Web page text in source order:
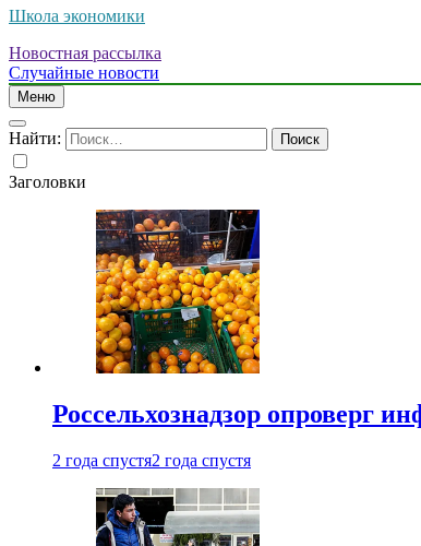
Школа экономики
Новостная рассылка
Случайные новости
Меню
Найти:
Заголовки
Россельхознадзор опроверг
2 года спустя2 года спустя